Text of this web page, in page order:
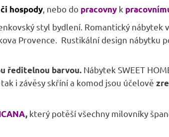
hospody, nebo do pracovny k
styl bydlení. Romantický nábytek
Provence. Rustikální design nábytku
ředitelnou barvou. Nábytek SWEET
i závěsy skříní a komod jsou účelově
, který potěší všechny milovníky